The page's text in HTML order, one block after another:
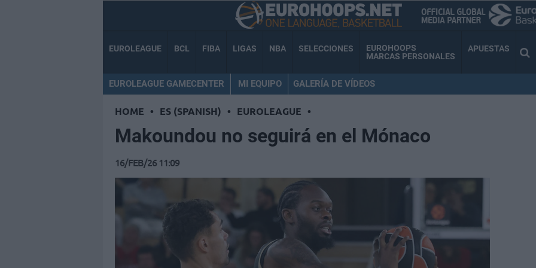
EUROLEAGUE BCL FIBA LIGAS NBA SELECCIONES
EUROHOOPS
MARCAS PERSONALES
APUESTAS
EUROLEAGUE GAMECENTER MI EQUIPO GALERÍA DE VÍDEOS
HOME • ES (SPANISH) • EUROLEAGUE •
Makoundou no seguirá en el Mónaco
16/FEB/26 11:09